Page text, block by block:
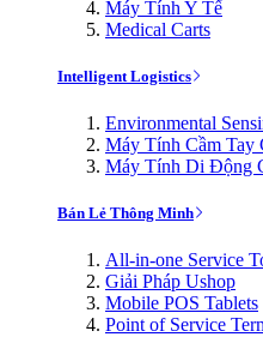
Máy Tính Y Tế
Medical Carts
Intelligent Logistics
Environmental
Máy Tính Cầm Tay
Máy Tính Di Động
Bán Lẻ Thông Minh
All-in-one Service
Giải Pháp Ushop
Mobile POS Tablets
Point of Service